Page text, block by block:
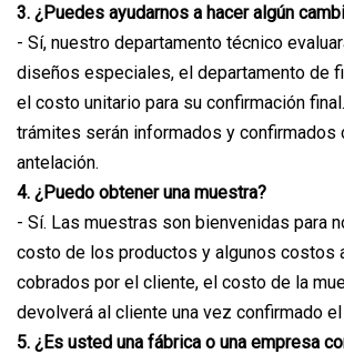
3. ¿Puedes ayudarnos a hacer algún
- Sí, nuestro departamento técnico
diseños especiales, el departamento de
el costo unitario para su confirmación
trámites serán informados y confirmados
antelación.
4. ¿Puedo obtener una muestra?
- Sí. Las muestras son bienvenidas para
costo de los productos y algunos costos
cobrados por el cliente, el costo de la
devolverá al cliente una vez confirmado
5. ¿Es usted una fábrica o una empresa